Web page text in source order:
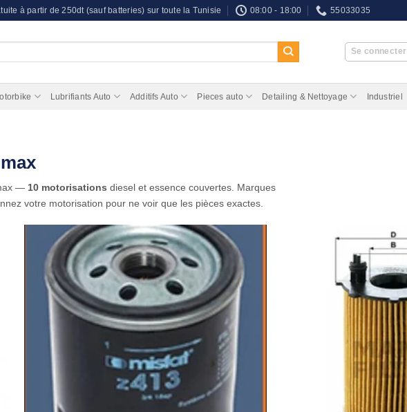
à partir de 250dt (sauf batteries) sur toute la Tunisie 08:00 - 18:00 55033035
Se connecter
Lubrifiants Auto Additifs Auto Pieces auto Detailing & Nettoyage Industriel
— 10 motorisations diesel et essence couvertes. Marques
votre motorisation pour ne voir que les pièces exactes.